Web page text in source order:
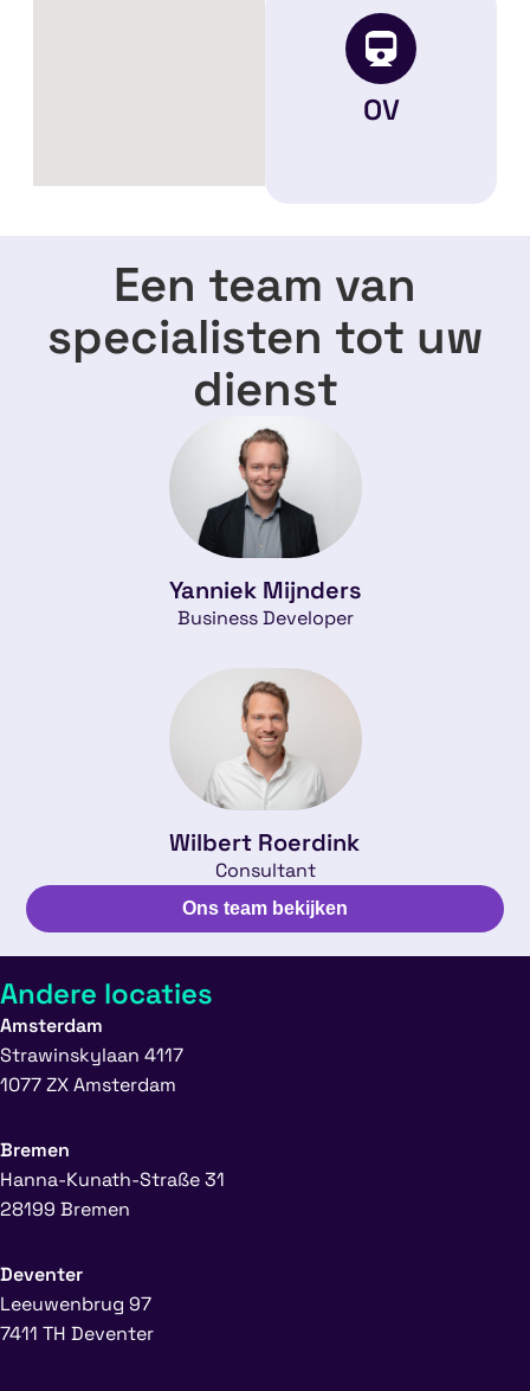
OV
Een team van
specialisten tot uw
dienst
Yanniek Mijnders
Business Developer
Wilbert Roerdink
Consultant
Ons team bekijken
Andere locaties
Amsterdam
Strawinskylaan 4117
1077 ZX Amsterdam
Bremen
Hanna-Kunath-Straße 31
28199 Bremen
Deventer
Leeuwenbrug 97
7411 TH Deventer